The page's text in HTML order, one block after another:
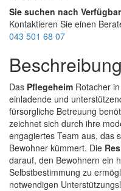
Sie suchen nach
Kontaktieren Sie einen
043 501 68 07
Das Pflegeheim Rotacher
einladende und
fürsorgliche Betreuung
zeichnet sich durch ihre
engagiertes Team aus, das
Bewohner kümmert. Die
darauf, den Bewohnern ein
Selbstbestimmung zu
notwendigen